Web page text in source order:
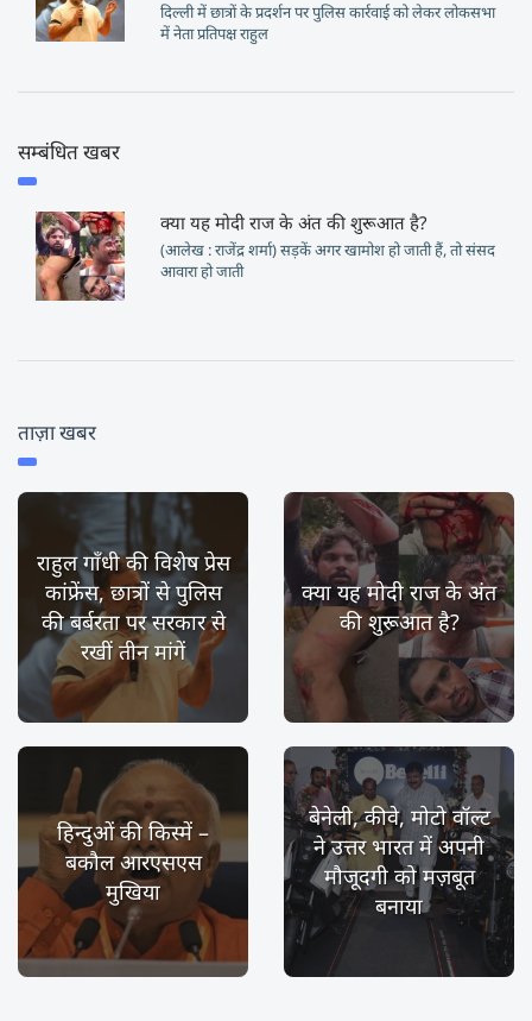
दिल्ली में छात्रों के प्रदर्शन पर पुलिस कार्रवाई को लेकर लोकसभा
में नेता प्रतिपक्ष राहुल
सम्बंधित खबर
क्या यह मोदी राज के अंत की शुरूआत है?
(आलेख : राजेंद्र शर्मा) सड़कें अगर खामोश हो जाती हैं, तो संसद
आवारा हो जाती
ताज़ा खबर
राहुल गाँधी की विशेष प्रेस
कांफ्रेंस, छात्रों से पुलिस
की बर्बरता पर सरकार से
रखीं तीन मांगें
क्या यह मोदी राज के अंत
की शुरूआत है?
हिन्दुओं की किस्में –
बकौल आरएसएस
मुखिया
बेनेली, कीवे, मोटो वॉल्ट
ने उत्तर भारत में अपनी
मौजूदगी को मज़बूत
बनाया